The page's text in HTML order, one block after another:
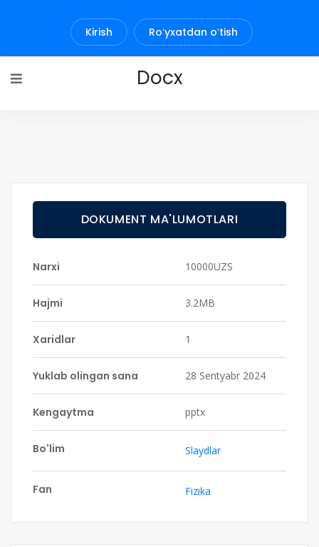
Kirish Roʻyxatdan oʻtish
Docx
DOKUMENT MA'LUMOTLARI
Narxi 10000UZS
Hajmi 3.2MB
Xaridlar 1
Yuklab olingan sana 28 Sentyabr 2024
Kengaytma pptx
Bo'lim Slaydlar
Fan Fizika